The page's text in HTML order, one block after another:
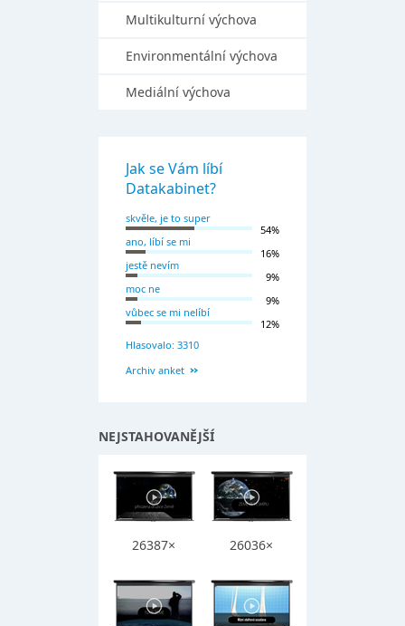
Multikulturní výchova
Environmentální výchova
Mediální výchova
Jak se Vám líbí
Datakabinet?
skvěle, je to super
54%
ano, líbí se mi
16%
jestě nevím
9%
moc ne
9%
vůbec se mi nelíbí
12%
Hlasovalo: 3310
Archiv anket
NEJSTAHOVANĚJŠÍ
26387× 26036×